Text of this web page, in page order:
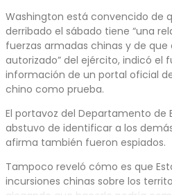
Washington está convencido de
derribado el sábado tiene “una
fuerzas armadas chinas y de que
autorizado” del ejército, indicó el
información de un portal oficial
chino como prueba.
El portavoz del Departamento de
abstuvo de identificar a los
afirma también fueron espiados.
Tampoco reveló cómo es que
incursiones chinas sobre los